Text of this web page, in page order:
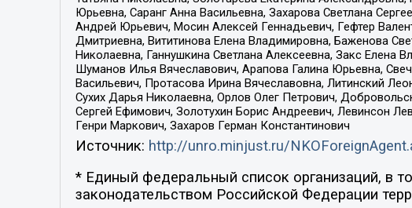
Юрьевна, Саранг Анна Васильевна, Захарова Светлана
Андрей Юрьевич, Мосин Алексей Геннадьевич, Гефтер
Дмитриевна, Вититинова Елена Владимировна, Баженова
Николаевна, Ганнушкина Светлана Алексеевна, Закс
Шуманов Илья Вячеславович, Арапова Галина Юрьевна,
Васильевич, Протасова Ирина Вячеславовна, Литинский
Сухих Дарья Николаевна, Орлов Олег Петрович,
Сергей Ефимович, Золотухин Борис Андреевич, Левинсон
Генри Маркович, Захаров Герман Константинович
Источник: http://unro.minjust.ru/
* Единый федеральный список организаций, в
законодательством Российской Федерации